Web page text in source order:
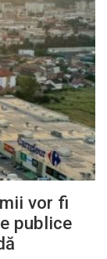
vor fi
publice